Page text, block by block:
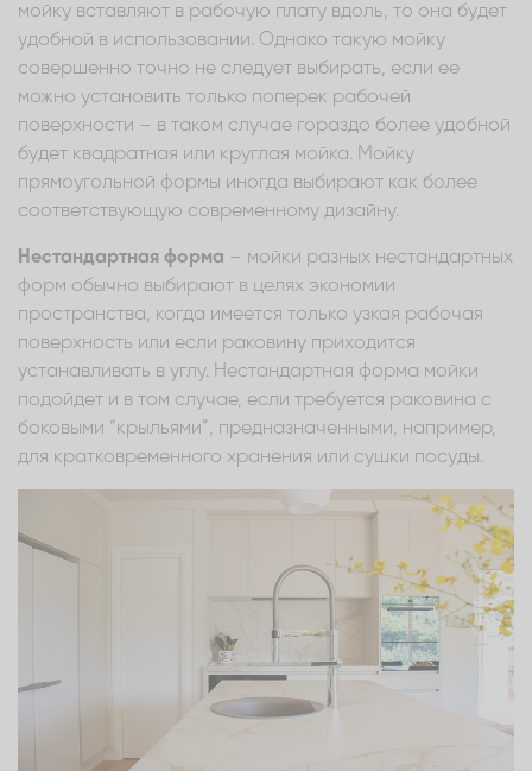
мойку вставляют в рабочую плату вдоль, то она будет
удобной в использовании. Однако такую мойку
совершенно точно не следует выбирать, если ее
можно установить только поперек рабочей
поверхности – в таком случае гораздо более удобной
будет квадратная или круглая мойка. Мойку
прямоугольной формы иногда выбирают как более
соответствующую современному дизайну.
Нестандартная форма – мойки разных нестандартных
форм обычно выбирают в целях экономии
пространства, когда имеется только узкая рабочая
поверхность или если раковину приходится
устанавливать в углу. Нестандартная форма мойки
подойдет и в том случае, если требуется раковина с
боковыми “крыльями”, предназначенными, например,
для кратковременного хранения или сушки посуды.